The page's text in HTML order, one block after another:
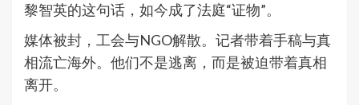
黎智英的这句话，如今成了法庭“证物”。
媒体被封，工会与NGO解散。记者带着手稿与真
相流亡海外。他们不是逃离，而是被迫带着真相
离开。